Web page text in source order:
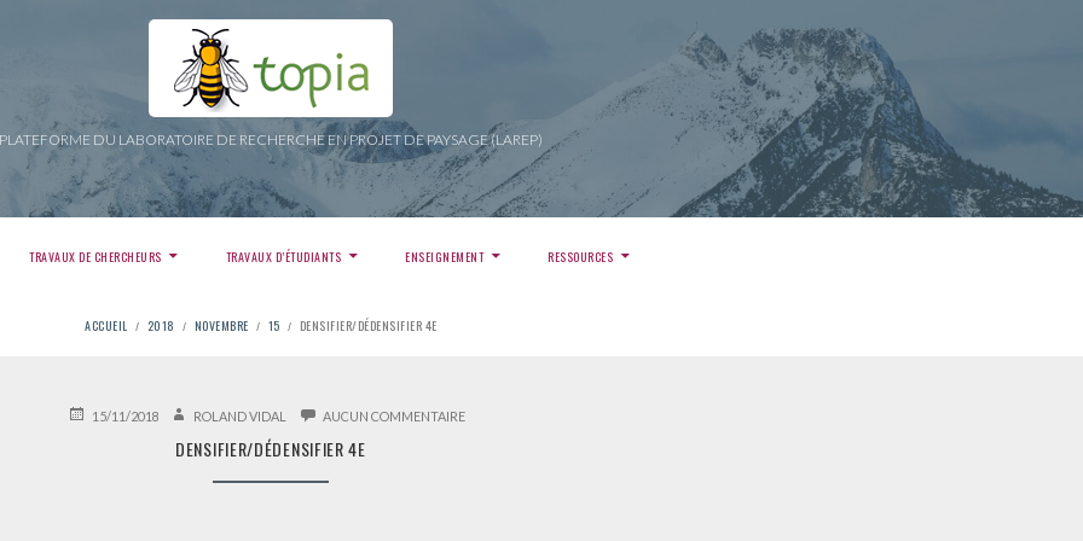
PLATEFORME DU LABORATOIRE DE RECHERCHE EN PROJET DE PAYSAGE (LAREP)
TRAVAUX DE CHERCHEURS TRAVAUX D’ÉTUDIANTS ENSEIGNEMENT RESSOURCES
ACCUEIL 2018 NOVEMBRE 15 DENSIFIER/DÉDENSIFIER 4E
PUBLIÉ15/11/2018 AUTEURROLAND VIDAL AUCUN COMMENTAIRESUR
DENSIFIER/DÉDENSIFIER 4E